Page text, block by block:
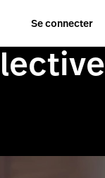
Se connecter